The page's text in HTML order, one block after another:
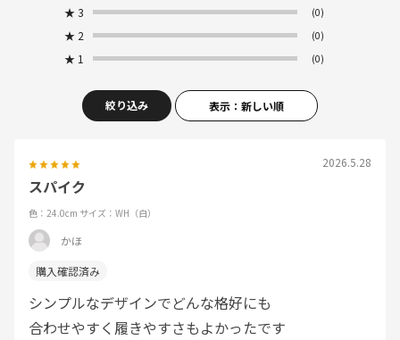
★ 3 (0)
★ 2 (0)
★ 1 (0)
絞り込み 表示：新しい順
2026.5.28
スパイク
色：24.0cm サイズ：WH（白）
かほ
シンプルなデザインでどんな格好にも
合わせやすく履きやすさもよかったです